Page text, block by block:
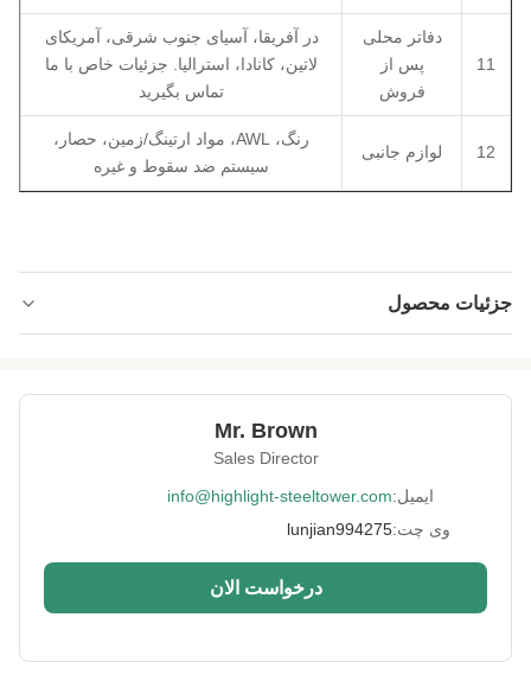
11
دفاتر محلی
پس از
فروش
در آفریقا، آسیای جنوب شرقی، آمریکای
لاتین، کانادا، استرالیا. جزئیات خاص با ما
تماس بگیرید
12 لوازم جانبی
رنگ، AWL، مواد ارتینگ/زمین، حصار،
سیستم ضد سقوط و غیره
جزئیات محصول
Material: GB Q235 یا Q355
Equipment:
2400 تن و دستگاه برش لیزری، ماشین های
والدینگ خودکار
Height: 0-200 متر
Warranty: 15 سال
Port:
Mr. Brown
Sales Director
ایمیل:info@highlight-steeltower.com
وی چت:lunjian994275
درخواست الان